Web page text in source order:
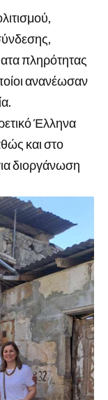
πληρότητας
ανανέωσαν
Έλληνα
και στο
διοργάνωση